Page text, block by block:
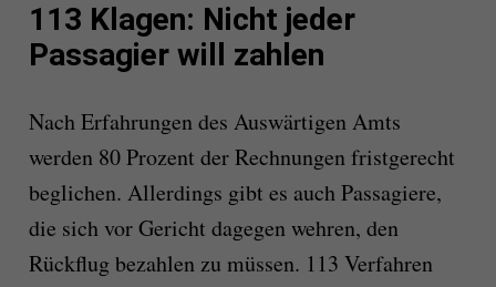
113 Klagen: Nicht jeder
Passagier will zahlen
Nach Erfahrungen des Auswärtigen Amts
werden 80 Prozent der Rechnungen fristgerecht
beglichen. Allerdings gibt es auch Passagiere,
die sich vor Gericht dagegen wehren, den
Rückflug bezahlen zu müssen. 113 Verfahren